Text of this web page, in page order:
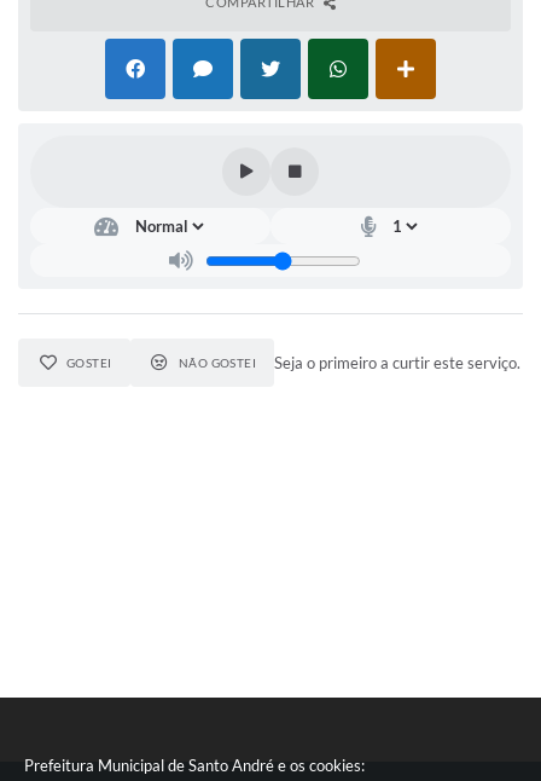
Prefeitura Municipal de Santo André e os cookies:
GOSTEI NÃO GOSTEI Seja o primeiro a curtir este serviço.